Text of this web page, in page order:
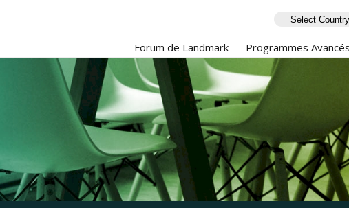
Forum de Landmark Programmes Avancés